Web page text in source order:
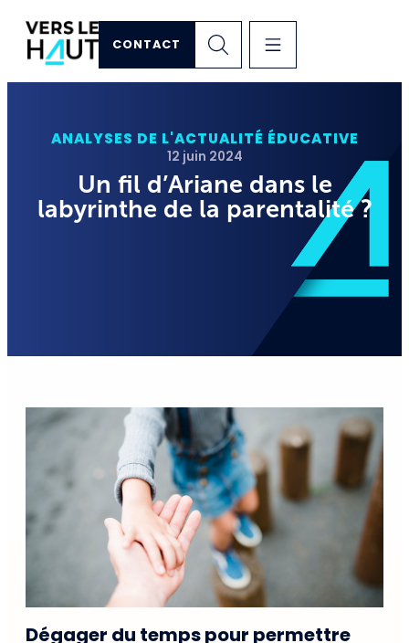
CONTACT
ANALYSES DE L'ACTUALITÉ ÉDUCATIVE
12 juin 2024
Un fil d’Ariane dans le
labyrinthe de la parentalité ?
Dégager du temps pour permettre